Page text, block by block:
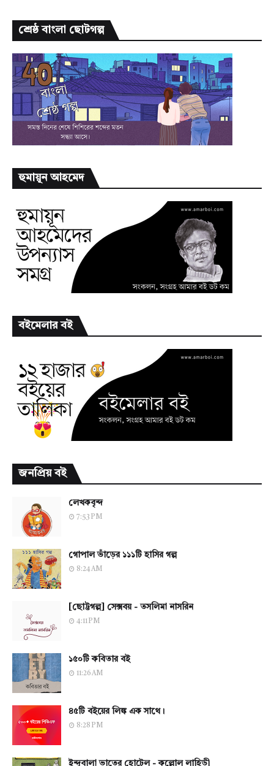
শ্রেষ্ঠ বাংলা ছোটগল্প
হুমায়ূন আহমেদ
বইমেলার বই
জনপ্রিয় বই
লেখকবৃন্দ
7:53 PM
গোপাল ভাঁড়ের ১১১টি হাসির গল্প
8:24 AM
[ছোট্টগল্প] সেক্সবয় - তসলিমা নাসরিন
4:11 PM
১৫০টি কবিতার বই
11:26 AM
৪৫টি বইয়ের লিঙ্ক এক সাথে।
8:28 PM
ইন্দুবালা ভাতের হোটেল - কল্লোল লাহিড়ী